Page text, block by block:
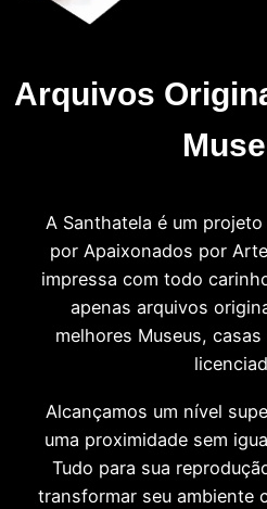
Arquivos
A Santhatela é um
por Apaixonados por
impressa com todo
apenas arquivos
melhores Museus,
Alcançamos um nível
uma proximidade sem
Tudo para sua
transformar seu ambiente